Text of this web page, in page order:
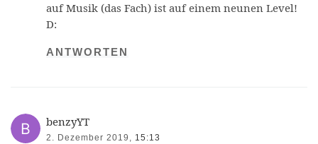
auf Musik (das Fach) ist auf einem neunen Level!
D:
ANTWORTEN
benzyYT
2. Dezember 2019, 15:13